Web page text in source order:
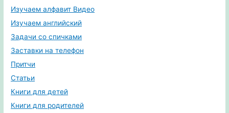
Изучаем алфавит Видео
Изучаем английский
Задачи со спичками
Заставки на телефон
Притчи
Статьи
Книги для детей
Книги для родителей